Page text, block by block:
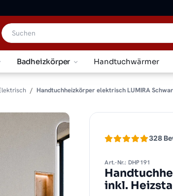
Badheizkörper Handtuchwärmer
Handtuchheizkörper elektrisch LUMIRA
328
Art.-Nr.: DHP191
inkl.